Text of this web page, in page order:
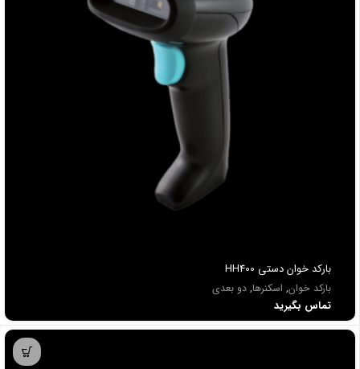
باركد خوان دستي HH400
بارکد خوان, اسکنرها, دو بعدی
تماس بگیرید